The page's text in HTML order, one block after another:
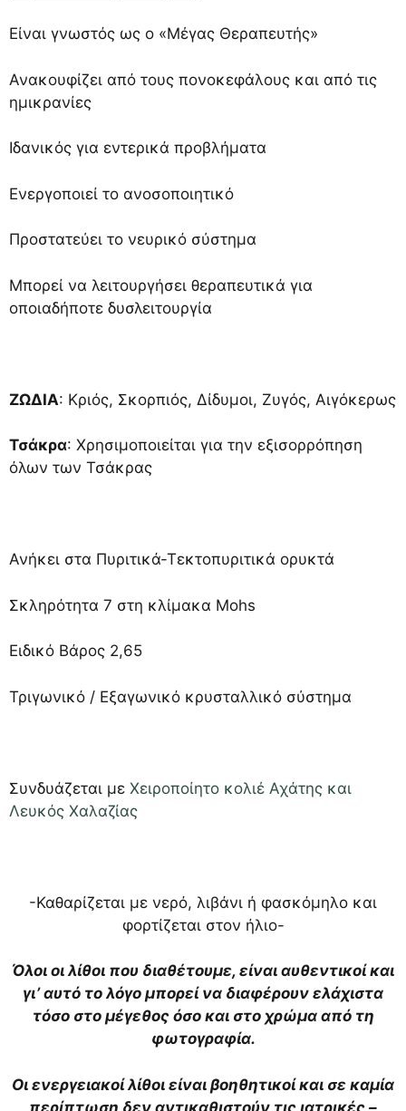
Είναι γνωστός ως ο «Μέγας Θεραπευτής»
Ανακουφίζει από τους πονοκεφάλους και από τις
ημικρανίες
Ιδανικός για εντερικά προβλήματα
Ενεργοποιεί το ανοσοποιητικό
Προστατεύει το νευρικό σύστημα
Μπορεί να λειτουργήσει θεραπευτικά για
οποιαδήποτε δυσλειτουργία
ΖΩΔΙΑ: Κριός, Σκορπιός, Δίδυμοι, Ζυγός, Αιγόκερως
Τσάκρα: Χρησιμοποιείται για την εξισορρόπηση
όλων των Τσάκρας
Ανήκει στα Πυριτικά-Τεκτοπυριτικά ορυκτά
Σκληρότητα 7 στη κλίμακα Mohs
Ειδικό Βάρος 2,65
Τριγωνικό / Εξαγωνικό κρυσταλλικό σύστημα
Συνδυάζεται με Χειροποίητο κολιέ Αχάτης και
Λευκός Χαλαζίας
-Καθαρίζεται με νερό, λιβάνι ή φασκόμηλο και
φορτίζεται στον ήλιο-
Όλοι οι λίθοι που διαθέτουμε, είναι αυθεντικοί και
γι’ αυτό το λόγο μπορεί να διαφέρουν ελάχιστα
τόσο στο μέγεθος όσο και στο χρώμα από τη
φωτογραφία.
Οι ενεργειακοί λίθοι είναι βοηθητικοί και σε καμία
περίπτωση δεν αντικαθιστούν τις ιατρικές –